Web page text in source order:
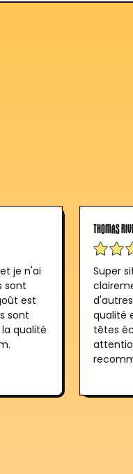
je n'ai
sont
est
sont
qualité
THOMAS
Super
qualité
têtes